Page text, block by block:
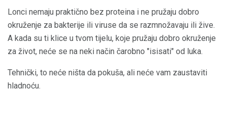
Lonci nemaju praktično bez proteina i ne pružaju dobro
okruženje za bakterije ili viruse da se razmnožavaju ili žive.
A kada su ti klice u tvom tijelu, koje pružaju dobro okruženje
za život, neće se na neki način čarobno "isisati" od luka.
Tehnički, to neće ništa da pokuša, ali neće vam zaustaviti
hladnoću.